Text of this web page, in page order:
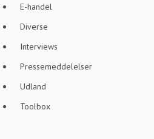
E-handel
Diverse
Interviews
Pressemeddelelser
Udland
Toolbox